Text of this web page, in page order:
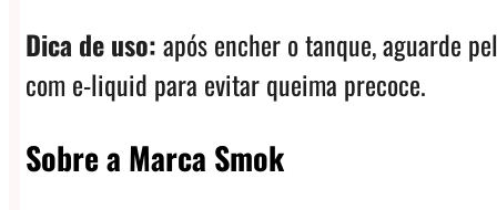
Dica de uso:após encher o tanque, aguarde
com e-liquid para evitar queima precoce.
Sobre a Marca Smok